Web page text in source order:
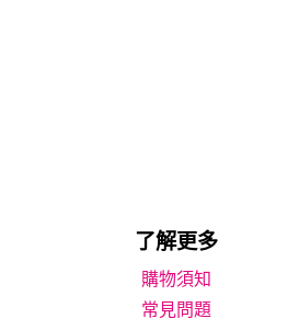
了解更多
購物須知
常見問題